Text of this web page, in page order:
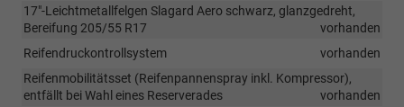
17"-Leichtmetallfelgen Slagard Aero schwarz, glanzgedreht,
Bereifung 205/55 R17
vorhanden
Reifendruckontrollsystem
vorhanden
Reifenmobilitätsset (Reifenpannenspray inkl. Kompressor),
entfällt bei Wahl eines Reserverades
vorhanden